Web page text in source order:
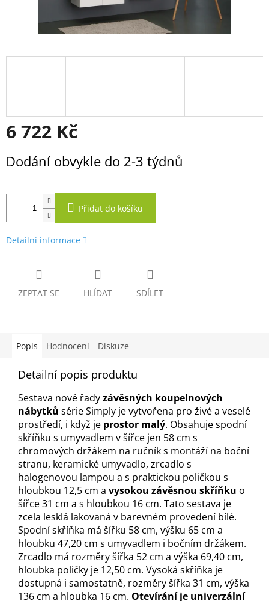
6 722 Kč
cena:
Dodání obvykle do 2-3 týdnů
Přidat do košíku
Detailní informace
ZEPTAT SE HLÍDAT SDÍLET
Popis Hodnocení Diskuze
Detailní popis produktu
Sestava nové řadyzávěsných koupelnových
nábytků série Simply je vytvořena pro živé a veselé
prostředí, i když je prostor malý. Obsahuje spodní
skříňku s umyvadlem v šířce jen 58 cm s
chromových držákem na ručník s montáží na boční
stranu, keramické umyvadlo, zrcadlo s
halogenovou lampou a s praktickou poličkou s
hloubkou 12,5 cm a vysokou závěsnou skříňku o
šířce 31 cm a s hloubkou 16 cm. Tato sestava je
zcela lesklá lakovaná v barevném provedení bílé.
Spodní skříňka má šířku 58 cm, výšku 65 cm a
hloubku 47,20 cm s umyvadlem i bočním držákem.
Zrcadlo má rozměry šířka 52 cm a výška 69,40 cm,
hloubka poličky je 12,50 cm. Vysoká skříňka je
dostupná i samostatně, rozměry šířka 31 cm, výška
136 cm a hloubka 16 cm. Otevírání je univerzální